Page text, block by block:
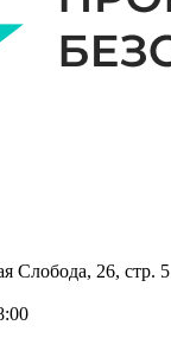
Слобода, 26, стр. 5